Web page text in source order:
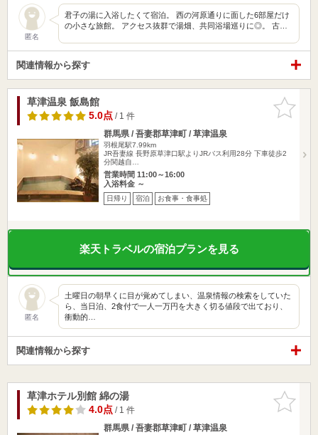
匿名
君子の湯に入浴したくて宿泊。 西の河原通りに面した6部屋だけ
の小さな旅館。 アクセス抜群で湯畑、共同浴場巡りに◎。 古…
関連情報から探す
お気に入
りに追加
草津温泉 飯島館
5.0点/ 1 件
群馬県 / 吾妻郡草津町 / 草津温泉
羽根尾駅7.99km
JR吾妻線 長野原草津口駅よりJRバス利用28分 下車徒歩2
分関越自…
営業時間 11:00～16:00
入浴料金 ～
日帰り 宿泊 お食事・食事処
楽天トラベルの宿泊プランを見る
匿名
土曜日の朝早くに目が覚めてしまい、温泉情報の検索をしていた
ら、当日泊、2食付で一人一万円を大きく切る値段で出ており、
衝動的…
関連情報から探す
お気に入
りに追加
草津ホテル別館 綿の湯
4.0点/ 1 件
群馬県 / 吾妻郡草津町 / 草津温泉